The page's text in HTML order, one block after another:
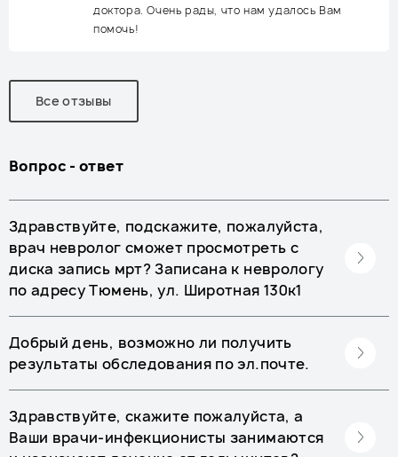
доктора. Очень рады, что нам удалось Вам
помочь!
Все отзывы
Вопрос - ответ
Здравствуйте, подскажите, пожалуйста,
врач невролог сможет просмотреть с
диска запись мрт? Записана к неврологу
по адресу Тюмень, ул. Широтная 130к1
Добрый день, возможно ли получить
результаты обследования по эл.почте.
Здравствуйте, скажите пожалуйста, а
Ваши врачи-инфекционисты занимаются